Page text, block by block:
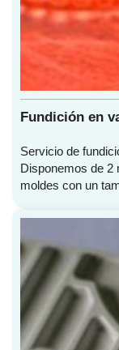
Fundición en
Servicio de
Disponemos de 2
moldes con un